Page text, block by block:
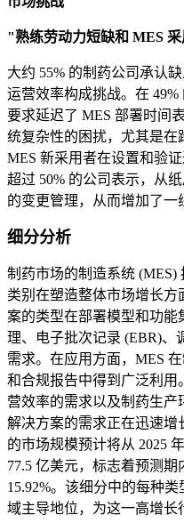
"熟练劳动力短缺和 MES
大约 55% 的制药公司承认
运营效率构成挑战。在
要求延迟了 MES 部署时间
统复杂性的困扰，尤其是在
MES 新采用者在设置和验
超过 50% 的公司表示，从
的变更管理，从而增加了一
细分分析
制药市场的制造系统
类别在塑造整体市场增长方
案的类型在部署模型和功能
理、电子批次记录 (EBR)、
需求。在应用方面，MES
和合规报告中得到广泛利
营效率的需求以及制药生产
解决方案的需求正在迅速增
的市场规模预计将从 2025
77.5 亿美元，标志着预测
15.92%。该细分中的每种
域主导地位，为这一高增长